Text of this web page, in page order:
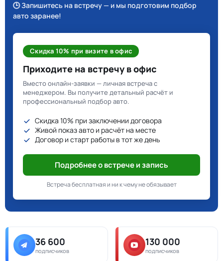
🕒 Запишитесь на встречу — и мы подготовим подбор
авто заранее!
Скидка 10% при визите в офис
Приходите на встречу в офис
Вместо онлайн-заявки — личная встреча с
менеджером. Вы получите детальный расчёт и
профессиональный подбор авто.
Скидка 10% при заключении договора
Живой показ авто и расчёт на месте
Договор и старт работы в тот же день
Подробнее о встрече и запись
Встреча бесплатная и ни к чему не обязывает
36 600
подписчиков
130 000
подписчиков